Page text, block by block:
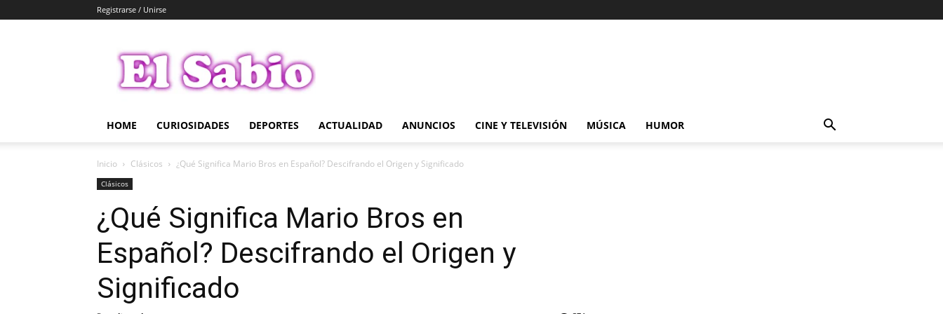
Registrarse / Unirse
Sabio
HOME CURIOSIDADES DEPORTES ACTUALIDAD ANUNCIOS CINE Y TELEVISIÓN MÚSICA HUMOR
Inicio Clásicos ¿Qué Significa Mario Bros en Español? Descifrando el Origen y Significado
Clásicos
¿Qué Significa Mario Bros en
Español? Descifrando el Origen y
Significado